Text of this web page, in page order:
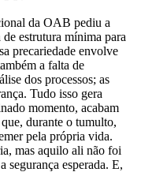
da OAB pediu a
estrutura mínima para
precariedade envolve
a falta de
dos processos; as
Tudo isso gera
momento, acabam
durante o tumulto,
pela própria vida.
mas aquilo ali não foi
segurança esperada. E,